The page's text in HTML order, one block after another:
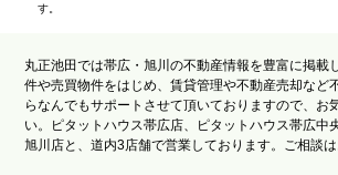
す。
丸正池田では帯広・旭川の不動産情報を豊富に掲載
件や売買物件をはじめ、賃貸管理や不動産売却など
らなんでもサポートさせて頂いておりますので、お
い。ピタットハウス帯広店、ピタットハウス帯広中
旭川店と、道内3店舗で営業しております。ご相談は